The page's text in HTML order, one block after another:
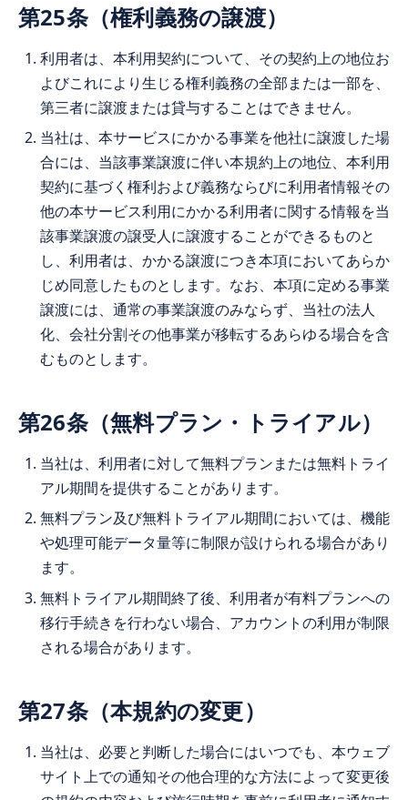
第25条（権利義務の譲渡）
利用者は、本利用契約について、その契約上の地位お
よびこれにより生じる権利義務の全部または一部を、
第三者に譲渡または貸与することはできません。
当社は、本サービスにかかる事業を他社に譲渡した場
合には、当該事業譲渡に伴い本規約上の地位、本利用
契約に基づく権利および義務ならびに利用者情報その
他の本サービス利用にかかる利用者に関する情報を当
該事業譲渡の譲受人に譲渡することができるものと
し、利用者は、かかる譲渡につき本項においてあらか
じめ同意したものとします。なお、本項に定める事業
譲渡には、通常の事業譲渡のみならず、当社の法人
化、会社分割その他事業が移転するあらゆる場合を含
むものとします。
第26条（無料プラン・トライアル）
当社は、利用者に対して無料プランまたは無料トライ
アル期間を提供することがあります。
無料プラン及び無料トライアル期間においては、機能
や処理可能データ量等に制限が設けられる場合があり
ます。
無料トライアル期間終了後、利用者が有料プランへの
移行手続きを行わない場合、アカウントの利用が制限
される場合があります。
第27条（本規約の変更）
当社は、必要と判断した場合にはいつでも、本ウェブ
サイト上での通知その他合理的な方法によって変更後